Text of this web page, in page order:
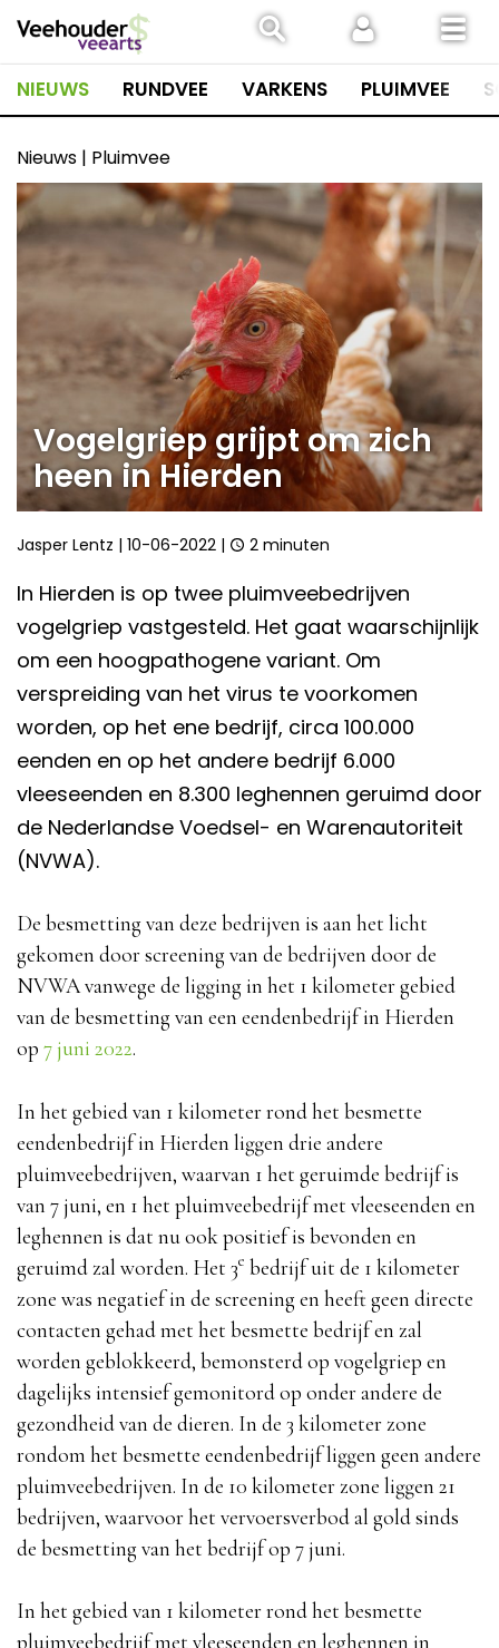
naar
inhoud
NIEUWS RUNDVEE VARKENS PLUIMVEE
Nieuws | Pluimvee
Vogelgriep grijpt om zich
heen in Hierden
Jasper Lentz | 10-06-2022 | 2 minuten
In Hierden is op twee pluimveebedrijven
vogelgriep vastgesteld. Het gaat waarschijnlijk
om een hoogpathogene variant. Om
verspreiding van het virus te voorkomen
worden, op het ene bedrijf, circa 100.000
eenden en op het andere bedrijf 6.000
vleeseenden en 8.300 leghennen geruimd door
de Nederlandse Voedsel- en Warenautoriteit
(NVWA).
De besmetting van deze bedrijven is aan het licht
gekomen door screening van de bedrijven door de
NVWA vanwege de ligging in het 1 kilometer gebied
van de besmetting van een eendenbedrijf in Hierden
op 7 juni 2022.
In het gebied van 1 kilometer rond het besmette
eendenbedrijf in Hierden liggen drie andere
pluimveebedrijven, waarvan 1 het geruimde bedrijf is
van 7 juni, en 1 het pluimveebedrijf met vleeseenden en
leghennen is dat nu ook positief is bevonden en
geruimd zal worden. Het 3e bedrijf uit de 1 kilometer
zone was negatief in de screening en heeft geen directe
contacten gehad met het besmette bedrijf en zal
worden geblokkeerd, bemonsterd op vogelgriep en
dagelijks intensief gemonitord op onder andere de
gezondheid van de dieren. In de 3 kilometer zone
rondom het besmette eendenbedrijf liggen geen andere
pluimveebedrijven. In de 10 kilometer zone liggen 21
bedrijven, waarvoor het vervoersverbod al gold sinds
de besmetting van het bedrijf op 7 juni.
In het gebied van 1 kilometer rond het besmette